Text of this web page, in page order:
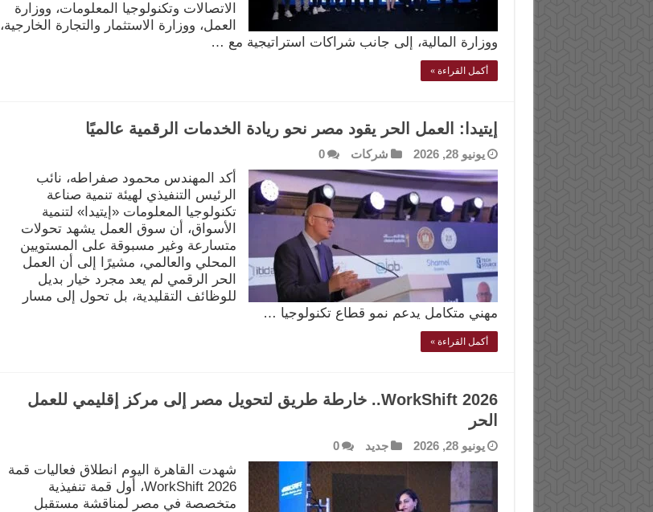
الاتصالات وتكنولوجيا المعلومات، ووزارة
العمل، ووزارة الاستثمار والتجارة الخارجية،
ووزارة المالية، إلى جانب شراكات استراتيجية مع …
أكمل القراءة »
إيتيدا: العمل الحر يقود مصر نحو ريادة الخدمات الرقمية عالميًا
يونيو 28, 2026 شركات 0
أكد المهندس محمود صفراطه، نائب
الرئيس التنفيذي لهيئة تنمية صناعة
تكنولوجيا المعلومات «إيتيدا» لتنمية
الأسواق، أن سوق العمل يشهد تحولات
متسارعة وغير مسبوقة على المستويين
المحلي والعالمي، مشيرًا إلى أن العمل
الحر الرقمي لم يعد مجرد خيار بديل
للوظائف التقليدية، بل تحول إلى مسار
مهني متكامل يدعم نمو قطاع تكنولوجيا …
أكمل القراءة »
WorkShift 2026.. خارطة طريق لتحويل مصر إلى مركز إقليمي للعمل
الحر
يونيو 28, 2026 جديد 0
شهدت القاهرة اليوم انطلاق فعاليات قمة
WorkShift 2026، أول قمة تنفيذية
متخصصة في مصر لمناقشة مستقبل